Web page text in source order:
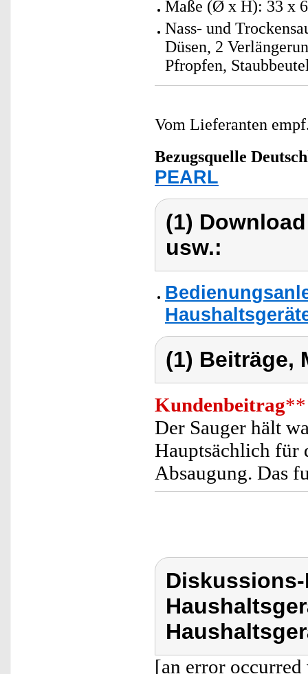
Maße (Ø x H): 33 x
Nass- und
Düsen, 2
Pfropfen,
Vom Lieferanten
Bezugsquelle
PEARL
(1)
usw.:
(1) Beiträge,
Kundenbeitrag**
Der Sauger hält
Hauptsächlich für
Absaugung. Das
[an error